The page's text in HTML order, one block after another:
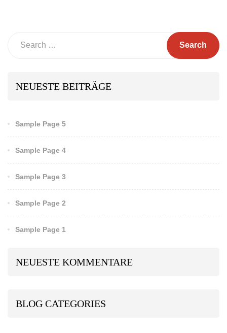
NEUESTE BEITRÄGE
Sample Page 5
Sample Page 4
Sample Page 3
Sample Page 2
Sample Page 1
NEUESTE KOMMENTARE
BLOG CATEGORIES